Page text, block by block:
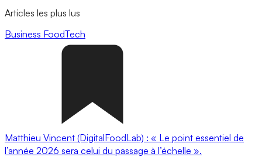
Articles les plus lus
Business FoodTech
Matthieu Vincent (DigitalFoodLab) : « Le point essentiel de
l’année 2026 sera celui du passage à l’échelle ».